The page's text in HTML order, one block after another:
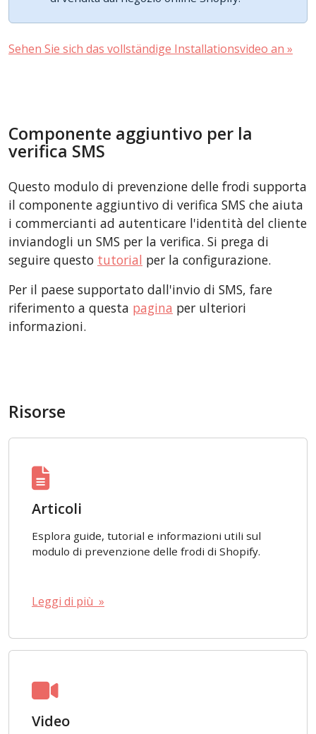
Sehen Sie sich das vollständige Installationsvideo an »
Componente aggiuntivo per la
verifica SMS
Questo modulo di prevenzione delle frodi supporta
il componente aggiuntivo di verifica SMS che aiuta
i commercianti ad autenticare l'identità del cliente
inviandogli un SMS per la verifica. Si prega di
seguire questo tutorial per la configurazione.
Per il paese supportato dall'invio di SMS, fare
riferimento a questa pagina per ulteriori
informazioni.
Risorse
Articoli
Esplora guide, tutorial e informazioni utili sul
modulo di prevenzione delle frodi di Shopify.
Leggi di più »
Video